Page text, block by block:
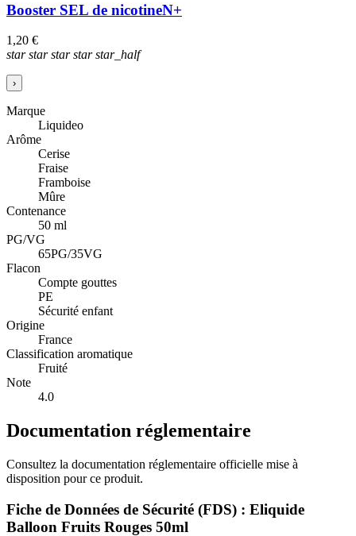
Booster SEL de nicotineN+
1,20 €
starstarstarstarstar_half
›
Marque
Liquideo
Arôme
Cerise
Fraise
Framboise
Mûre
Contenance
50 ml
PG/VG
65PG/35VG
Flacon
Compte gouttes
PE
Sécurité enfant
Origine
France
Classification aromatique
Fruité
Note
4.0
Documentation réglementaire
Consultez la documentation réglementaire officielle mise à
disposition pour ce produit.
Fiche de Données de Sécurité (FDS) : Eliquide
Balloon Fruits Rouges 50ml